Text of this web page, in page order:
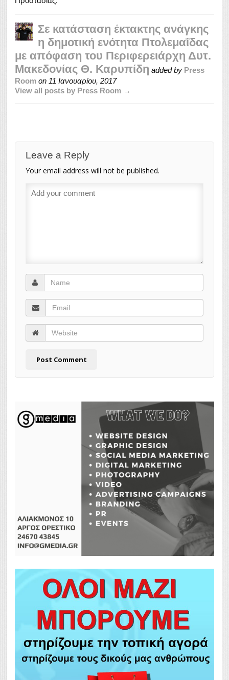
Σε κατάσταση έκτακτης ανάγκης
η δημοτική ενότητα Πτολεμαΐδας
με απόφαση του Περιφερειάρχη Δυτ.
Μακεδονίας Θ. Καρυπίδη added by Press
Room on 11 Ιανουαρίου, 2017
View all posts by Press Room →
Leave a Reply
Your email address will not be published.